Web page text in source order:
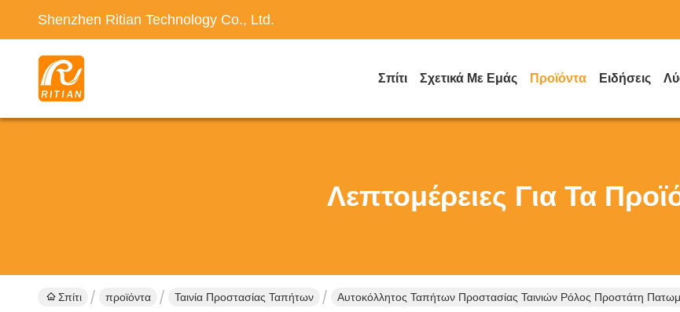
Shenzhen Ritian Technology Co., Ltd.
Σπίτι Σχετικά Με Εμάς Προϊόντα Ειδήσεις
Λεπτομέρειες Για Τα
Σπίτι προϊόντα Ταινία Προστασίας Ταπήτων Αυτοκόλλητος Ταπήτων Προστασίας Ταινιών Ρόλος Προστάτη